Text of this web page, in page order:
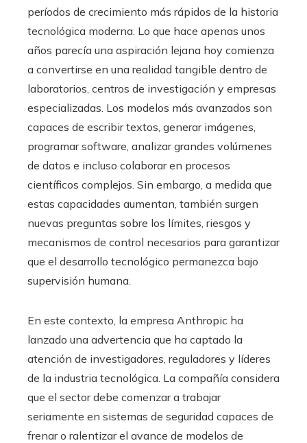
períodos de crecimiento más rápidos de la historia
tecnológica moderna. Lo que hace apenas unos
años parecía una aspiración lejana hoy comienza
a convertirse en una realidad tangible dentro de
laboratorios, centros de investigación y empresas
especializadas. Los modelos más avanzados son
capaces de escribir textos, generar imágenes,
programar software, analizar grandes volúmenes
de datos e incluso colaborar en procesos
científicos complejos. Sin embargo, a medida que
estas capacidades aumentan, también surgen
nuevas preguntas sobre los límites, riesgos y
mecanismos de control necesarios para garantizar
que el desarrollo tecnológico permanezca bajo
supervisión humana.
En este contexto, la empresa Anthropic ha
lanzado una advertencia que ha captado la
atención de investigadores, reguladores y líderes
de la industria tecnológica. La compañía considera
que el sector debe comenzar a trabajar
seriamente en sistemas de seguridad capaces de
frenar o ralentizar el avance de modelos de